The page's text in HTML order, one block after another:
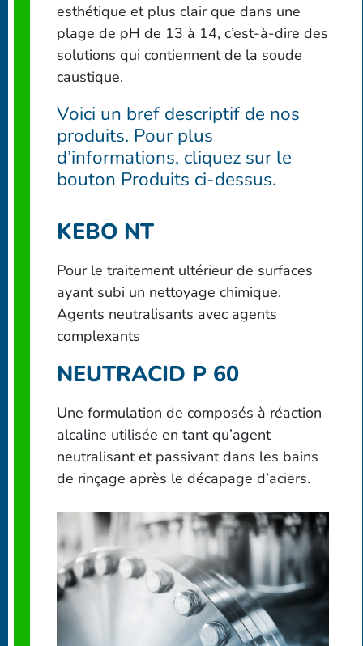
esthétique et plus clair que dans une
plage de pH de 13 à 14, c’est-à-dire des
solutions qui contiennent de la soude
caustique.
Voici un bref descriptif de nos
produits. Pour plus
d’informations, cliquez sur le
bouton Produits ci-dessus.
KEBO NT
Pour le traitement ultérieur de surfaces
ayant subi un nettoyage chimique.
Agents neutralisants avec agents
complexants
NEUTRACID P 60
Une formulation de composés à réaction
alcaline utilisée en tant qu’agent
neutralisant et passivant dans les bains
de rinçage après le décapage d’aciers.